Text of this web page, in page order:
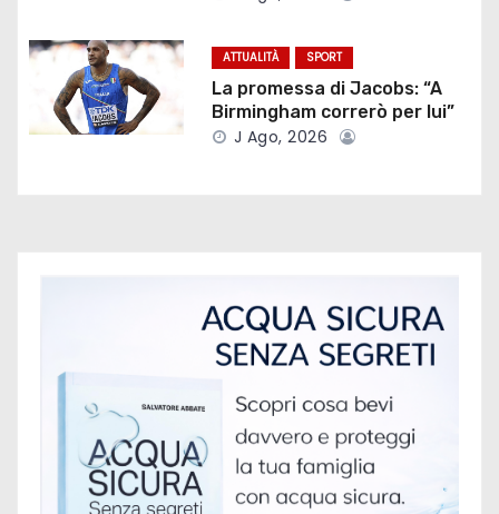
a
t
ATTUALITÀ SPORT
La promessa di Jacobs: “A
Birmingham correrò per lui”
J Ago, 2026